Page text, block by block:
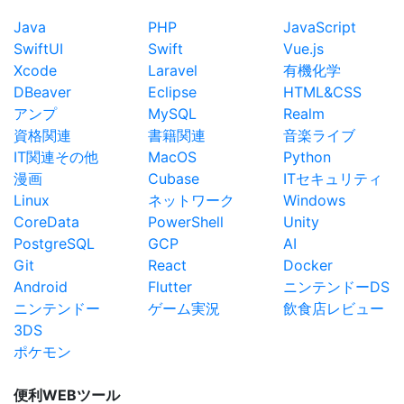
Java
SwiftUI
Xcode
DBeaver
アンプ
資格関連
IT関連その他
漫画
Linux
CoreData
PostgreSQL
Git
Android
ニンテンドー
3DS
ポケモン
PHP
Swift
Laravel
Eclipse
MySQL
書籍関連
MacOS
Cubase
ネットワーク
PowerShell
GCP
React
Flutter
ゲーム実況
JavaScript
Vue.js
有機化学
HTML&CSS
Realm
音楽ライブ
Python
ITセキュリティ
Windows
Unity
AI
Docker
ニンテンドーDS
飲食店レビュー
便利WEBツール